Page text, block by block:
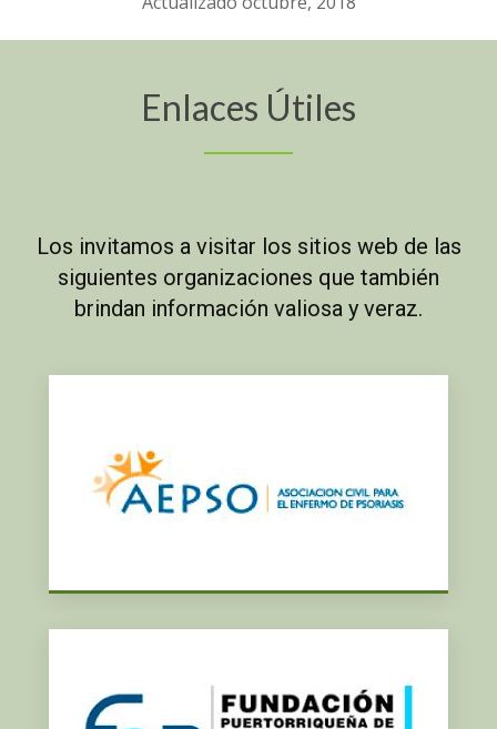
Enlaces Útiles
Los invitamos a visitar los sitios web de las
siguientes organizaciones que también
brindan información valiosa y veraz.